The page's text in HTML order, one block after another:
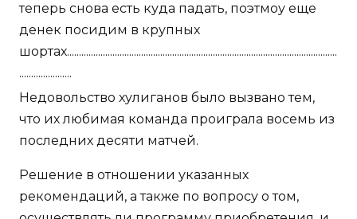
теперь снова есть куда падать, поэтмоу еще
денек посидим в крупных
шортах.................................................................................................................
......................
Недовольство хулиганов было вызвано тем,
что их любимая команда проиграла восемь из
последних десяти матчей.
Решение в отношении указанных
рекомендаций, а также по вопросу о том,